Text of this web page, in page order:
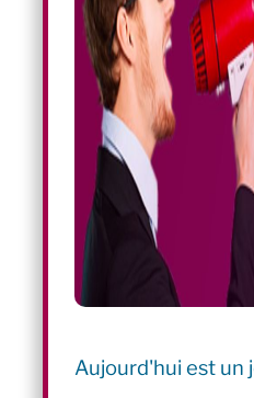
Aujourd'hui est un